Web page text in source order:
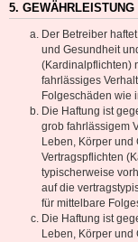
5. GEWÄHRLEISTUNG
Der Betreiber
und Gesundheit
(Kardinalpflichten)
fahrlässiges
Folgeschäden wie
Die Haftung ist
grob fahrlässigem
Leben, Körper
Vertragspflichten
typischerweise
auf die
für mittelbare
Die Haftung ist
Leben, Körper